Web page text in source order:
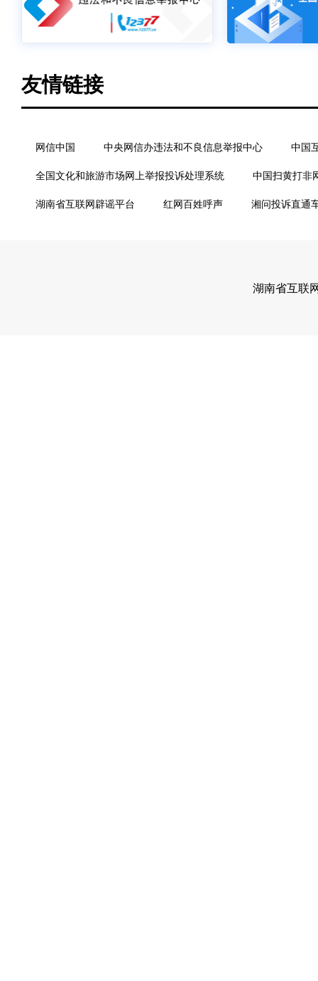
友情链接
网信中国 中央网信办违法和不良信息举报中心 中国
全国文化和旅游市场网上举报投诉处理系统 中国扫黄打非
湖南省互联网辟谣平台 红网百姓呼声 湘问投诉直通
湖南省互联